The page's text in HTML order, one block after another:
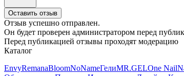
Оставить отзыв
Отзыв успешно отправлен.
Он будет проверен администратором перед
Перед публикацией отзывы проходят модерацию
Каталог
EnvyRemanaBloomNoNameГелиMR.GELOne Nail